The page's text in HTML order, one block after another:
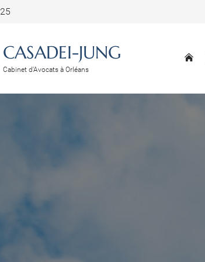
CASADEI-JUNG
Cabinet d'Avocats à Orléans